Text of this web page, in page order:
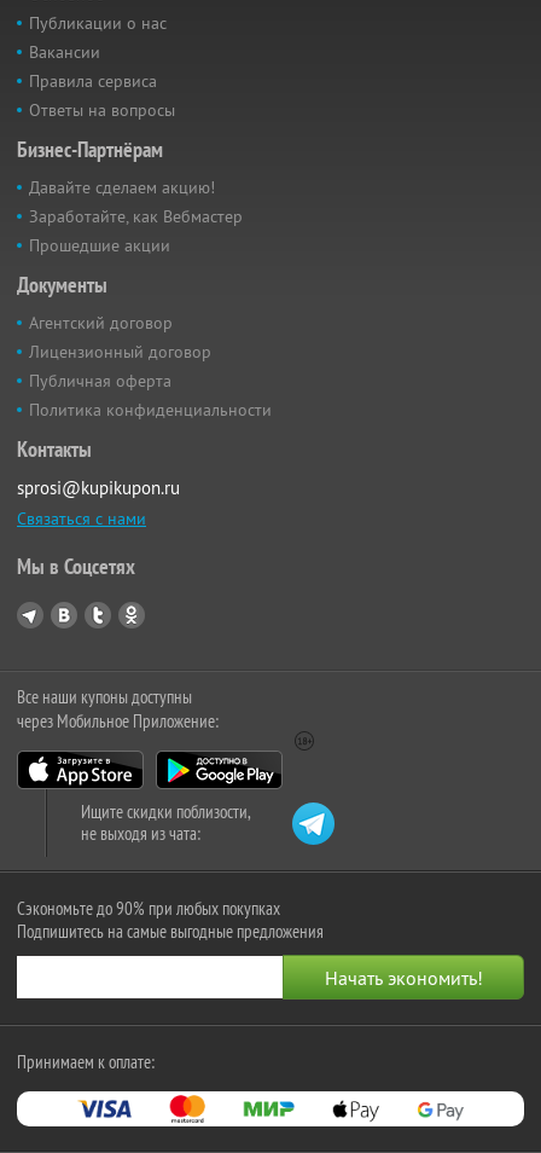
Публикации о нас
Вакансии
Правила сервиса
Ответы на вопросы
Бизнес-Партнёрам
Давайте сделаем акцию!
Заработайте, как Вебмастер
Прошедшие акции
Документы
Агентский договор
Лицензионный договор
Публичная оферта
Политика конфиденциальности
Контакты
sprosi@kupikupon.ru
Связаться с нами
Мы в Соцсетях
Все наши купоны доступны
через Мобильное Приложение:
Ищите скидки поблизости,
не выходя из чата:
Сэкономьте до 90% при любых покупках
Подпишитесь на самые выгодные предложения
Принимаем к оплате: